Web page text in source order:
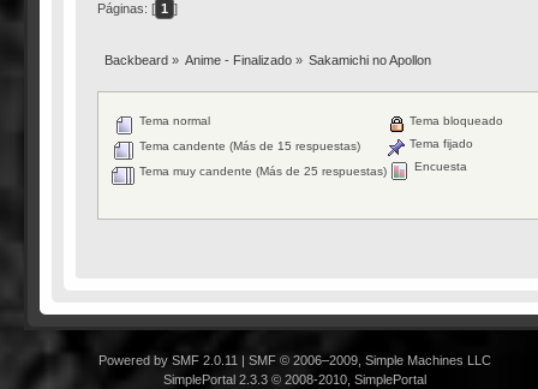
Páginas: [ 1 ]
Backbeard» Anime - Finalizado » Sakamichi no Apollon
Tema normal
Tema candente (Más de 15 respuestas)
Tema muy candente (Más de 25 respuestas)
Tema bloqueado
Tema fijado
Encuesta
Powered by SMF 2.0.11
SMF © 2006–2009, Simple Machines LLC
SimplePortal 2.3.3 © 2008-2010, SimplePortal